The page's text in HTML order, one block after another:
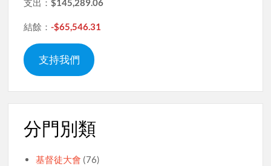
結餘：-$65,546.31
支持我們
分門別類
基督徒大會 (76)